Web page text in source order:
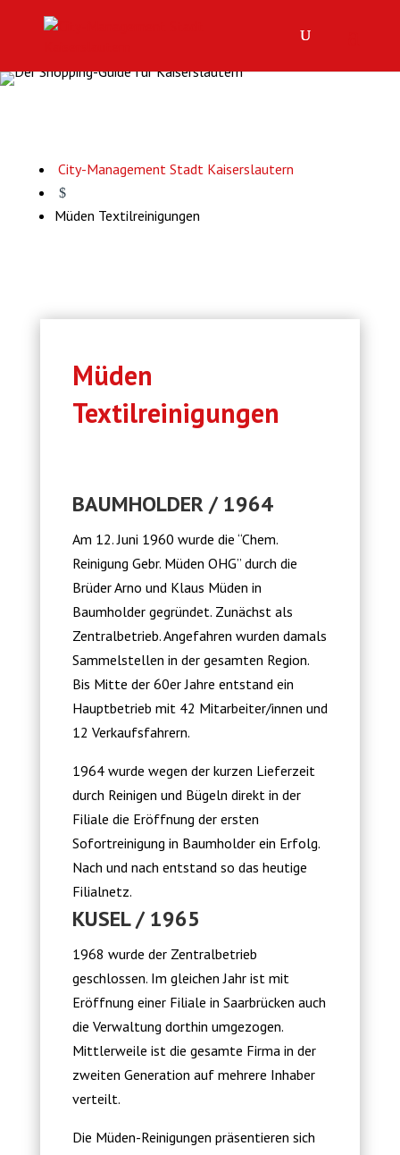
City-Management Stadt Kaiserslautern
$
Müden Textilreinigungen
Müden
Textilreinigungen
BAUMHOLDER / 1964
Am 12. Juni 1960 wurde die “Chem.
Reinigung Gebr. Müden OHG” durch die
Brüder Arno und Klaus Müden in
Baumholder gegründet. Zunächst als
Zentralbetrieb. Angefahren wurden damals
Sammelstellen in der gesamten Region.
Bis Mitte der 60er Jahre entstand ein
Hauptbetrieb mit 42 Mitarbeiter/innen und
12 Verkaufsfahrern.
1964 wurde wegen der kurzen Lieferzeit
durch Reinigen und Bügeln direkt in der
Filiale die Eröffnung der ersten
Sofortreinigung in Baumholder ein Erfolg.
Nach und nach entstand so das heutige
Filialnetz.
KUSEL / 1965
1968 wurde der Zentralbetrieb
geschlossen. Im gleichen Jahr ist mit
Eröffnung einer Filiale in Saarbrücken auch
die Verwaltung dorthin umgezogen.
Mittlerweile ist die gesamte Firma in der
zweiten Generation auf mehrere Inhaber
verteilt.
Die Müden-Reinigungen präsentieren sich